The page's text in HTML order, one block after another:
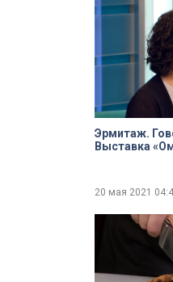
Эрмитаж.
Выставка
20 мая 2021